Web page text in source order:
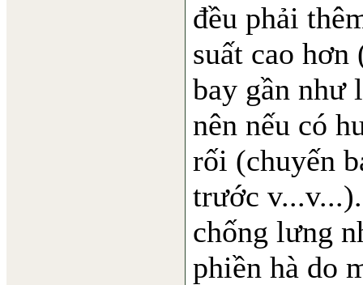
đều phải
suất cao
bay gần như
nên nếu có
rối (chuyến
trước
chống lưng
phiền hà do